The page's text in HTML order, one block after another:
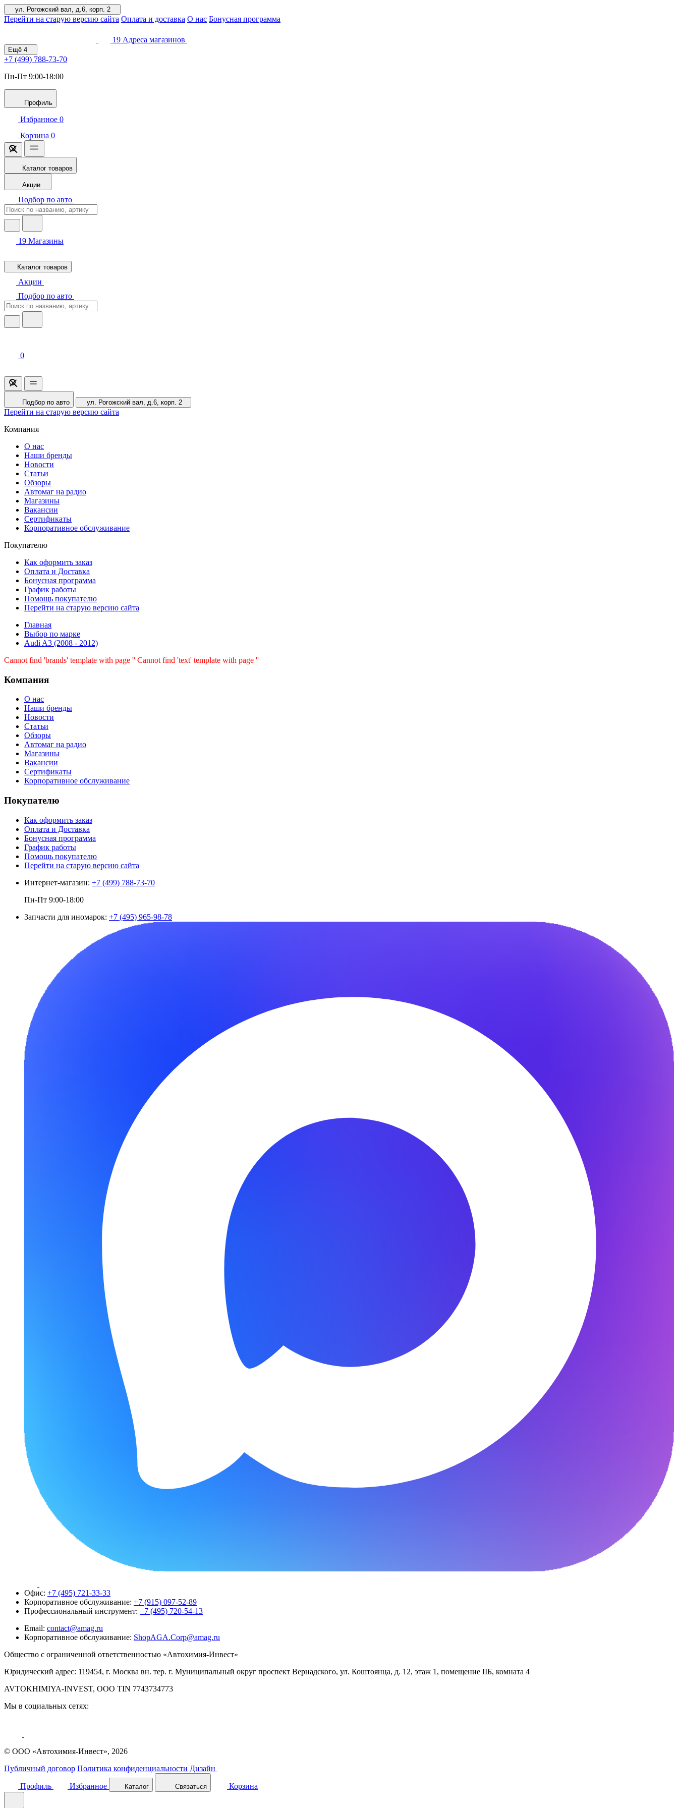
ул. Рогожский вал, д.6, корп. 2
Перейти на старую версию сайта Оплата и доставка О нас Бонусная программа
19 Адреса магазинов
Ещё 4
+7 (499) 788-73-70
Пн-Пт 9:00-18:00
Профиль
Избранное 0
Корзина 0
Каталог товаров
Акции
Подбор по авто
19 Магазины
Каталог товаров
Акции
Подбор по авто
0
Подбор по авто ул. Рогожский вал, д.6, корп. 2
Перейти на старую версию сайта
Компания
О нас
Наши бренды
Новости
Статьи
Обзоры
Автомаг на радио
Магазины
Вакансии
Сертификаты
Корпоративное обслуживание
Покупателю
Как оформить заказ
Оплата и Доставка
Бонусная программа
График работы
Помощь покупателю
Перейти на старую версию сайта
Главная
Выбор по марке
Audi A3 (2008 - 2012)
Cannot find 'brands' template with page '' Cannot find 'text' template with page ''
Компания
О нас
Наши бренды
Новости
Статьи
Обзоры
Автомаг на радио
Магазины
Вакансии
Сертификаты
Корпоративное обслуживание
Покупателю
Как оформить заказ
Оплата и Доставка
Бонусная программа
График работы
Помощь покупателю
Перейти на старую версию сайта
Интернет-магазин: +7 (499) 788-73-70
Пн-Пт 9:00-18:00
Запчасти для иномарок: +7 (495) 965-98-78
Офис: +7 (495) 721-33-33
Корпоративное обслуживание: +7 (915) 097-52-89
Профессиональный инструмент: +7 (495) 720-54-13
Email: contact@amag.ru
Корпоративное обслуживание: ShopAGA.Corp@amag.ru
Общество с ограниченной ответственностью «Автохимия-Инвест»
Юридический адрес: 119454, г. Москва вн. тер. г. Муниципальный округ проспект Вернадского, ул. Коштоянца, д. 12, этаж 1, помещение IIБ, комната 4
AVTOKHIMIYA-INVEST, OOO TIN 7743734773
Мы в социальных сетях:
© ООО «Автохимия-Инвест», 2026
Публичный договор Политика конфиденциальности Дизайн
Профиль Избранное Каталог Связаться Корзина